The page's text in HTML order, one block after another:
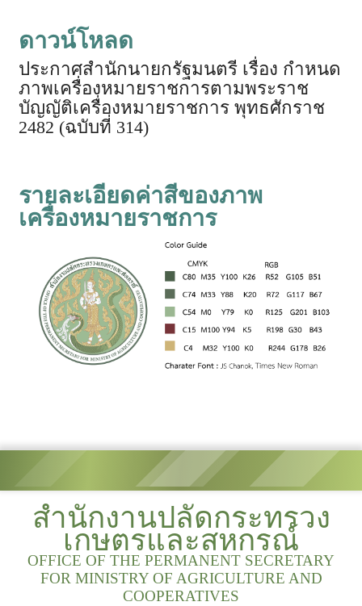
ดาวน์โหลด
ประกาศสำนักนายกรัฐมนตรี เรื่อง กำหนด
ภาพเครื่องหมายราชการตามพระราช
บัญญัติเครื่องหมายราชการ พุทธศักราช
2482 (ฉบับที่ 314)
รายละเอียดค่าสีของภาพ
เครื่องหมายราชการ
สำนักงานปลัดกระทรวง
เกษตรและสหกรณ์
OFFICE OF THE PERMANENT SECRETARY
FOR MINISTRY OF AGRICULTURE AND
COOPERATIVES